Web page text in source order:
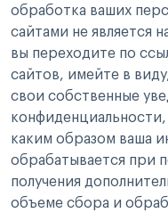
обработка ваших
сайтами не является
вы переходите по
сайтов, имейте в
свои собственные
конфиденциальности,
каким образом ваша
обрабатывается при
получения
объеме сбора и